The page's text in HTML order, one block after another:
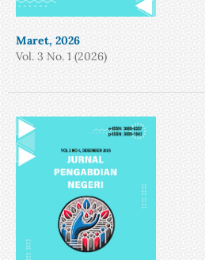
Maret, 2026
Vol. 3 No. 1 (2026)